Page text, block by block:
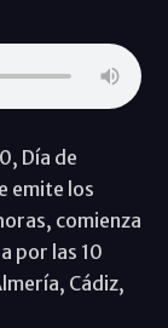
Día de
emite los
comienza
por las 10
Cádiz,